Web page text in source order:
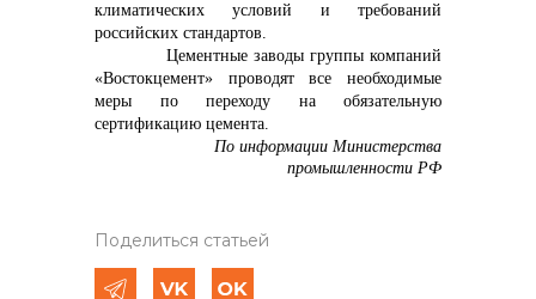
климатических условий и требований
российских стандартов.
Цементные заводы группы компаний
«Востокцемент» проводят все необходимые
меры по переходу на обязательную
сертификацию цемента.
По информации Министерства
промышленности РФ
Поделиться статьей